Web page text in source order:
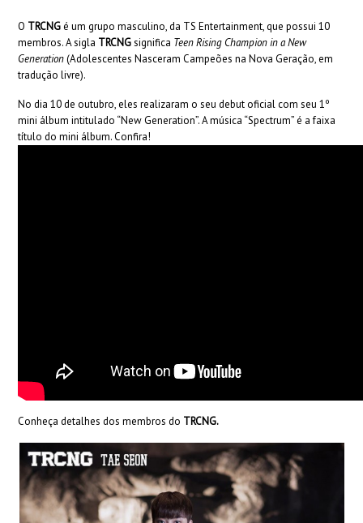
O TRCNGé um grupo masculino, da TS Entertainment, que possui 10
membros. A sigla TRCNGsignifica Teen Rising Champion in a New
Generation(Adolescentes Nasceram Campeões na Nova Geração, em
tradução livre).
No dia 10 de outubro, eles realizaram o seu debut oficial com seu 1º
mini álbum intitulado “New Generation”. A música “Spectrum” é a faixa
título do mini álbum. Confira!
Conheça detalhes dos membros do TRCNG.